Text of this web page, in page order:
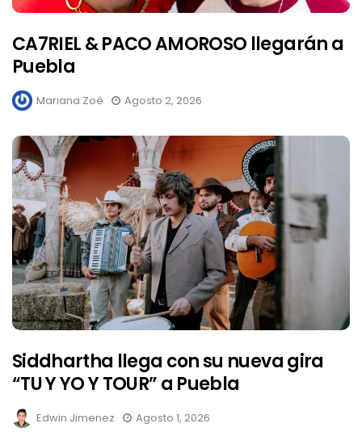
CA7RIEL & PACO AMOROSO llegarán a
Puebla
Mariana Zoé Agosto 2, 2026
Siddhartha llega con su nueva gira
“TU Y YO Y TOUR” a Puebla
Edwin Jimenez Agosto 1, 2026